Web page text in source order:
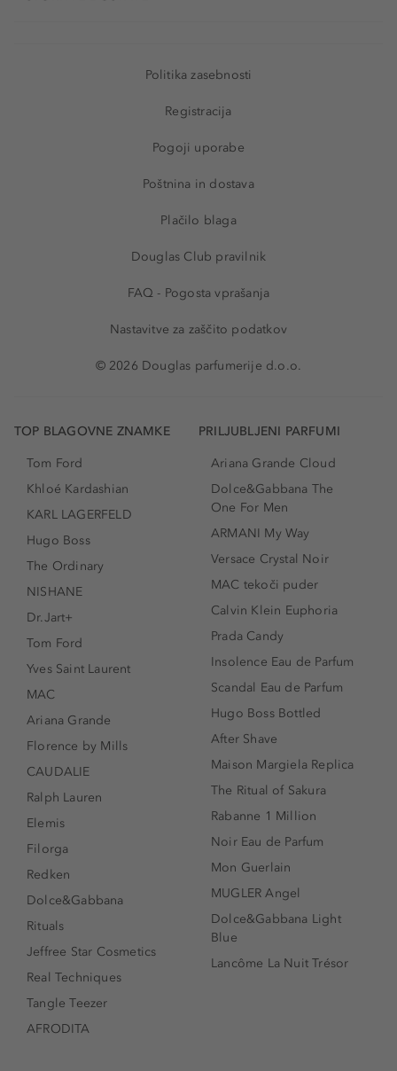
Politika zasebnosti
Registracija
Pogoji uporabe
Poštnina in dostava
Plačilo blaga
Douglas Club pravilnik
FAQ - Pogosta vprašanja
Nastavitve za zaščito podatkov
© 2026 Douglas parfumerije d.o.o.
TOP BLAGOVNE ZNAMKE
Tom Ford
Khloé Kardashian
KARL LAGERFELD
Hugo Boss
The Ordinary
NISHANE
Dr.Jart+
Tom Ford
Yves Saint Laurent
MAC
Ariana Grande
Florence by Mills
CAUDALIE
Ralph Lauren
Elemis
Filorga
Redken
Dolce&Gabbana
Rituals
Jeffree Star Cosmetics
Real Techniques
Tangle Teezer
AFRODITA
PRILJUBLJENI PARFUMI
Ariana Grande Cloud
Dolce&Gabbana The
One For Men
ARMANI My Way
Versace Crystal Noir
MAC tekoči puder
Calvin Klein Euphoria
Prada Candy
Insolence Eau de Parfum
Scandal Eau de Parfum
Hugo Boss Bottled
After Shave
Maison Margiela Replica
The Ritual of Sakura
Rabanne 1 Million
Noir Eau de Parfum
Mon Guerlain
MUGLER Angel
Dolce&Gabbana Light
Blue
Lancôme La Nuit Trésor